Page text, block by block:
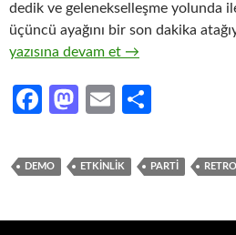
dedik ve gelenekselleşme yolunda
üçüncü ayağını bir son dakika
RAAT #03 – Saatleri Ayarlama
yazısına devam et →
Fa
b
o
M
to
o
E
ail ar
DEMO ETKINLIK PARTI RETRO